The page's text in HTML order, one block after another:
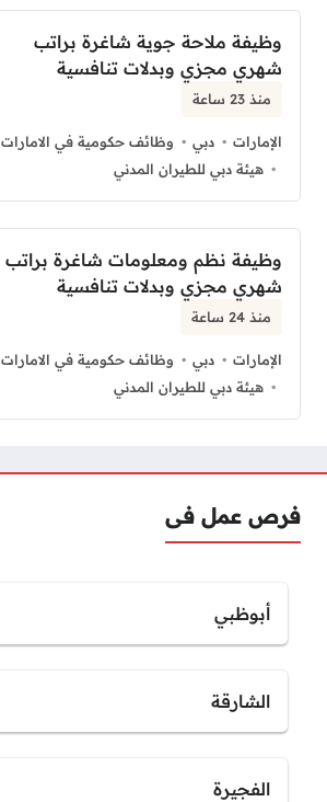
وظيفة ملاحة جوية شاغرة براتب
شهري مجزي وبدلات تنافسية
منذ 23 ساعة
الإمارات دبي
وظائف حكومية في الامارات
هيئة دبي للطيران المدني
وظيفة نظم ومعلومات شاغرة براتب
شهري مجزي وبدلات تنافسية
منذ 24 ساعة
الإمارات دبي
وظائف حكومية في الامارات
هيئة دبي للطيران المدني
فرص عمل فى
أبوظبي
الشارقة
الفجيرة